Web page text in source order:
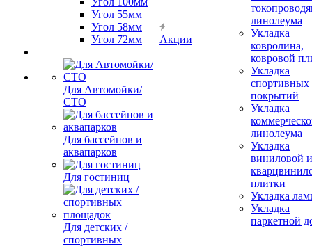
Угол 55мм
Угол 58мм
Угол 72мм
Для Автомойки/
СТО
Для бассейнов и
аквапарков
Для гостиниц
Для детских /
спортивных
Акции
линолеума
Укладка
ковролина,
ковровой
Укладка
спортивных
покрытий
Укладка
линолеума
Укладка
виниловой и
плитки
Укладка
Укладка
паркетной